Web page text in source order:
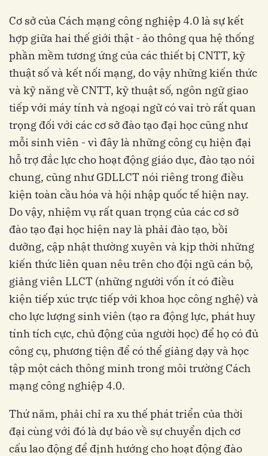
Cơ sở của Cách mạng công nghiệp 4.0 là sự kết
hợp giữa hai thế giới thật - ảo thông qua hệ thống
phần mềm tương ứng của các thiết bị CNTT, kỹ
thuật số và kết nối mạng, do vậy những kiến thức
và kỹ năng về CNTT, kỹ thuật số, ngôn ngữ giao
tiếp với máy tính và ngoại ngữ có vai trò rất quan
trọng đối với các cơ sở đào tạo đại học cũng như
mỗi sinh viên - vì đây là những công cụ hiện đại
hỗ trợ đắc lực cho hoạt động giáo dục, đào tạo nói
chung, cũng như GDLLCT nói riêng trong điều
kiện toàn cầu hóa và hội nhập quốc tế hiện nay.
Do vậy, nhiệm vụ rất quan trọng của các cơ sở
đào tạo đại học hiện nay là phải đào tạo, bồi
dưỡng, cập nhật thường xuyên và kịp thời những
kiến thức liên quan nêu trên cho đội ngũ cán bộ,
giảng viên LLCT (những người vốn ít có điều
kiện tiếp xúc trực tiếp với khoa học công nghệ) và
cho lực lượng sinh viên (tạo ra động lực, phát huy
tính tích cực, chủ động của người học) để họ có đủ
công cụ, phương tiện để có thể giảng dạy và học
tập một cách thông minh trong môi trường Cách
mạng công nghiệp 4.0.
Thứ năm, phải chỉ ra xu thế phát triển của thời
đại cùng với đó là dự báo về sự chuyển dịch cơ
cấu lao động để định hướng cho hoạt động đào